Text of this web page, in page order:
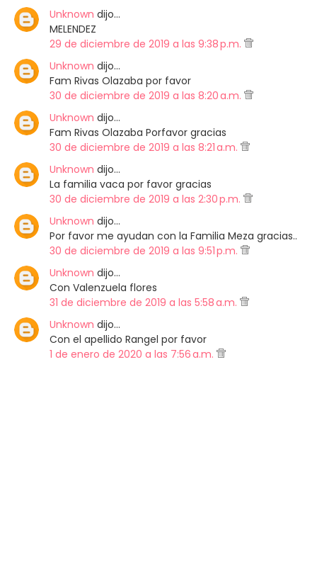
Unknown dijo…
MELENDEZ
29 de diciembre de 2019 a las 9:38 p.m.
Unknown dijo…
Fam Rivas Olazaba por favor
30 de diciembre de 2019 a las 8:20 a.m.
Unknown dijo…
Fam Rivas Olazaba Porfavor gracias
30 de diciembre de 2019 a las 8:21 a.m.
Unknown dijo…
La familia vaca por favor gracias
30 de diciembre de 2019 a las 2:30 p.m.
Unknown dijo…
Por favor me ayudan con la Familia Meza gracias..
30 de diciembre de 2019 a las 9:51 p.m.
Unknown dijo…
Con Valenzuela flores
31 de diciembre de 2019 a las 5:58 a.m.
Unknown dijo…
Con el apellido Rangel por favor
1 de enero de 2020 a las 7:56 a.m.